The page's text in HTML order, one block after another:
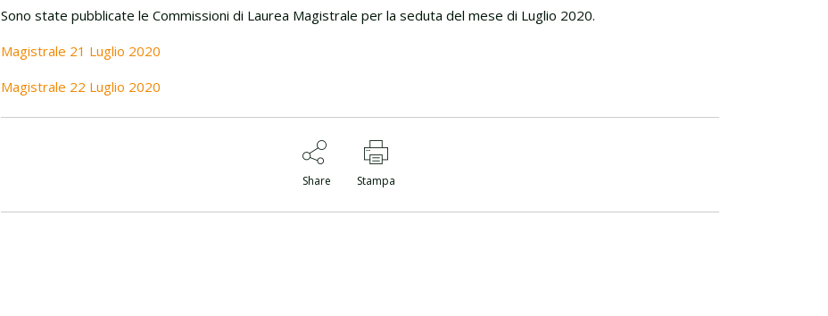
Sono state pubblicate le Commissioni di Laurea Magistrale per la seduta del mese di Luglio 2020.
Magistrale 21 Luglio 2020
Magistrale 22 Luglio 2020
Share Stampa